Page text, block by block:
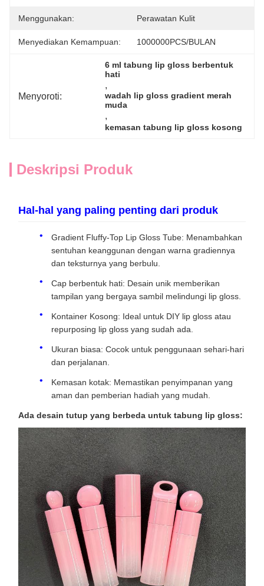
Menggunakan: Perawatan Kulit
Menyediakan Kemampuan: 1000000PCS/BULAN
Menyoroti:
6 ml tabung lip gloss berbentuk
hati
,
wadah lip gloss gradient merah
muda
,
kemasan tabung lip gloss kosong
Deskripsi Produk
Hal-hal yang paling penting dari produk
Gradient Fluffy-Top Lip Gloss Tube: Menambahkan
sentuhan keanggunan dengan warna gradiennya
dan teksturnya yang berbulu.
Cap berbentuk hati: Desain unik memberikan
tampilan yang bergaya sambil melindungi lip gloss.
Kontainer Kosong: Ideal untuk DIY lip gloss atau
repurposing lip gloss yang sudah ada.
Ukuran biasa: Cocok untuk penggunaan sehari-hari
dan perjalanan.
Kemasan kotak: Memastikan penyimpanan yang
aman dan pemberian hadiah yang mudah.
Ada desain tutup yang berbeda untuk tabung lip gloss: